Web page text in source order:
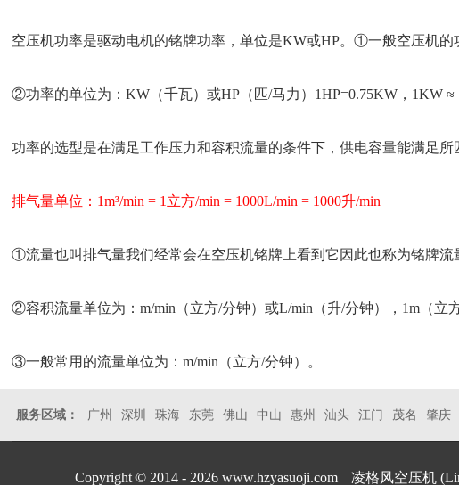
空压机功率是驱动电机的铭牌功率，单位是KW或HP。①一般空压机的
②功率的单位为：KW（千瓦）或HP（匹/马力）1HP=0.75KW，1KW ≈
功率的选型是在满足工作压力和容积流量的条件下，供电容量能满足所
排气量单位：1m³/min = 1立方/min = 1000L/min = 1000升/min
①流量也叫排气量我们经常会在空压机铭牌上看到它因此也称为铭牌
②容积流量单位为：m/min（立方/分钟）或L/min（升/分钟），1m（立
③一般常用的流量单位为：m/min（立方/分钟）。
服务区域： 广州 深圳 珠海 东莞 佛山 中山 惠州 汕头 江门 茂名 肇庆
Copyright © 2014 - 2026 www.hzyasuoji.com 凌格风空压机